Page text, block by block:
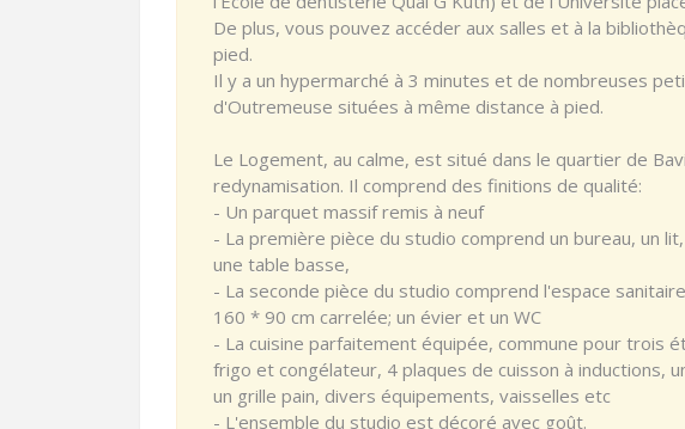
De plus, vous pouvez accéder aux salles et à la
pied.
Il y a un hypermarché à 3 minutes et de nombreuses
d'Outremeuse situées à même distance à pied.
Le Logement, au calme, est situé dans le quartier de
redynamisation. Il comprend des finitions de qualité:
- Un parquet massif remis à neuf
- La première pièce du studio comprend un bureau, un
une table basse,
- La seconde pièce du studio comprend l'espace
160 * 90 cm carrelée; un évier et un WC
- La cuisine parfaitement équipée, commune pour trois
frigo et congélateur, 4 plaques de cuisson à inductions,
un grille pain, divers équipements, vaisselles etc
- L'ensemble du studio est décoré avec goût.